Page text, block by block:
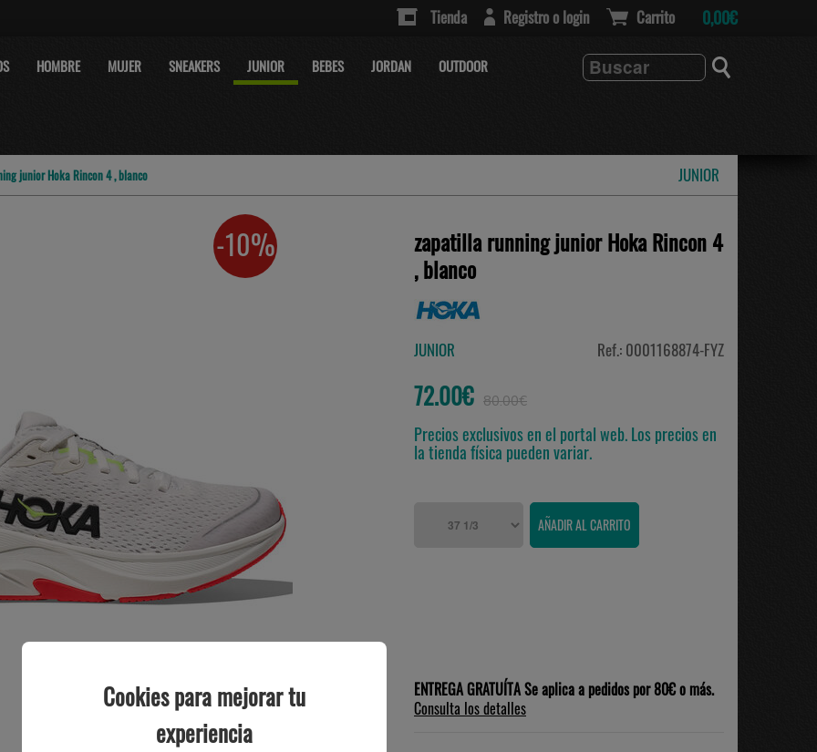
Tienda Registro o login Carrito 0,00€
HOMBRE MUJER SNEAKERS JUNIOR BEBES JORDAN OUTDOOR
junior Hoka Rincon 4 , blanco JUNIOR
-10%
zapatilla running junior Hoka Rincon 4
, blanco
JUNIOR Ref.: 0001168874-FYZ
72.00€ 80.00€
Precios exclusivos en el portal web. Los precios en
la tienda física pueden variar.
ENTREGA GRATUÍTA Se aplica a pedidos por 80€ o más.
Consulta los detalles
Cookies para mejorar tu
experiencia